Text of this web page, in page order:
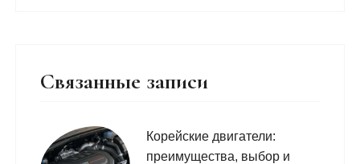
Связанные записи
Корейские двигатели:
преимущества, выбор и